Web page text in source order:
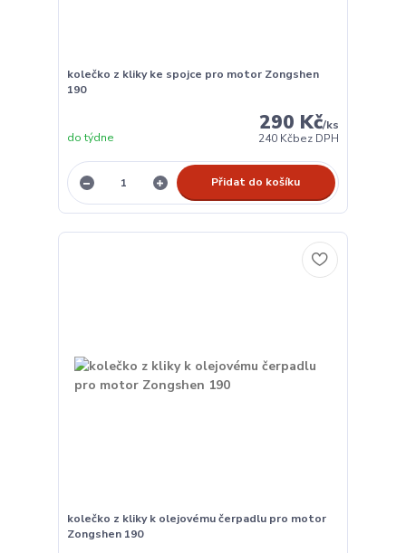
kolečko z kliky ke spojce pro motor Zongshen
190
290 Kč/ks
240 Kčbez DPH
do týdne
Přidat do košíku
kolečko z kliky k olejovému čerpadlu pro motor
Zongshen 190